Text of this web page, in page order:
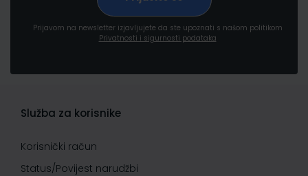
Prijavom na newsletter izjavljujete da ste upoznati s našom politikom
Privatnosti i sigurnosti podataka
Služba za korisnike
Korisnički račun
Status/Povijest narudžbi